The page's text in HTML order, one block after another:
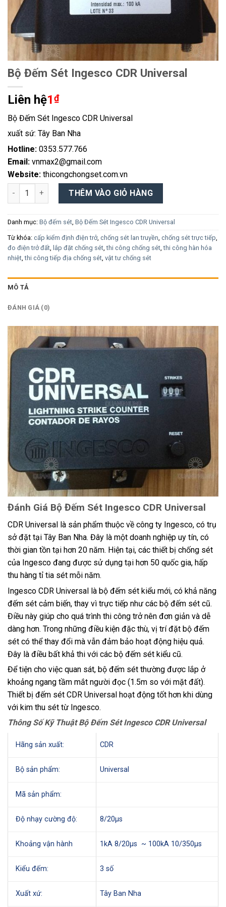
Bộ Đếm Sét Ingesco CDR Universal
Liên hệ1₫
Bộ Đếm Sét Ingesco CDR Universal
xuất sứ: Tây Ban Nha
Hotline: 0353.577.766
Email: vnmax2@gmail.com
Website: thicongchongset.com.vn
Bộ Đếm Sét Ingesco CDR Universal số lượng
THÊM VÀO GIỎ HÀNG
Danh mục: Bộ đếm sét, Bộ Đếm Sét Ingesco CDR Universal
Từ khóa: cấp kiểm định điện trở, chống sét lan truyền, chống sét trực tiếp,
đo điện trở đất, lắp đặt chống sét,thi công chống sét,thi công hàn hóa
nhiệt,thi công tiếp địa chống sét, vật tư chống sét
MÔ TẢ
ĐÁNH GIÁ (0)
Đánh Giá Bộ Đếm Sét Ingesco CDR Universal
CDR Universal là sản phẩm thuộc về công ty Ingesco, có trụ
sở đặt tại Tây Ban Nha. Đây là một doanh nghiệp uy tín, có
thời gian tồn tại hơn 20 năm. Hiện tại, các thiết bị chống sét
của Ingesco đang được sử dụng tại hơn 50 quốc gia, hấp
thu hàng tỉ tia sét mỗi năm.
Ingesco CDR Universal là bộ đếm sét kiểu mới, có khả năng
đếm sét cảm biến, thay vì trực tiếp như các bộ đếm sét cũ.
Điều này giúp cho quá trình thi công trở nên đơn giản và dễ
dàng hơn. Trong những điều kiện đặc thù, vị trí đặt bộ đếm
sét có thể thay đổi mà vẫn đảm bảo hoạt động hiệu quả.
Đây là điều bất khả thi với các bộ đếm sét kiểu cũ.
Để tiện cho việc quan sát, bộ đếm sét thường được lắp ở
khoảng ngang tầm mắt người đọc (1.5m so với mặt đất).
Thiết bị đếm sét CDR Universal hoạt động tốt hơn khi dùng
với kim thu sét từ Ingesco.
Thông Số Kỹ Thuật Bộ Đếm Sét Ingesco CDR Universal
Hãng sản xuất: CDR
Bộ sản phẩm: Universal
Mã sản phẩm:
Độ nhạy cường độ: 8/20µs
Khoảng vận hành 1kA 8/20µs ~ 100kA 10/350µs
Kiểu đếm: 3 số
Xuất xứ: Tây Ban Nha